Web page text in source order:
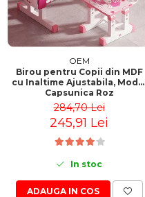
OEM
Birou pentru Copii din MDF
cu Inaltime Ajustabila, Model
Capsunica Roz
284,70 Lei
245,91 Lei
In stoc
ADAUGA IN COS